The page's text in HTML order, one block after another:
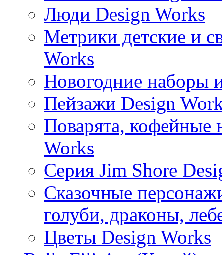
Люди Design Works
Метрики детские и
Works
Новогодние наборы
Пейзажи Design
Поварята, кофейные
Works
Серия Jim Shore
Сказочные
голуби, драконы,
Цветы Design Works